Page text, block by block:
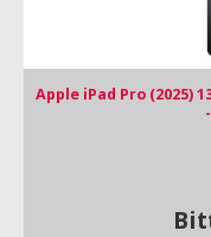
Apple iPad Pro (2025)